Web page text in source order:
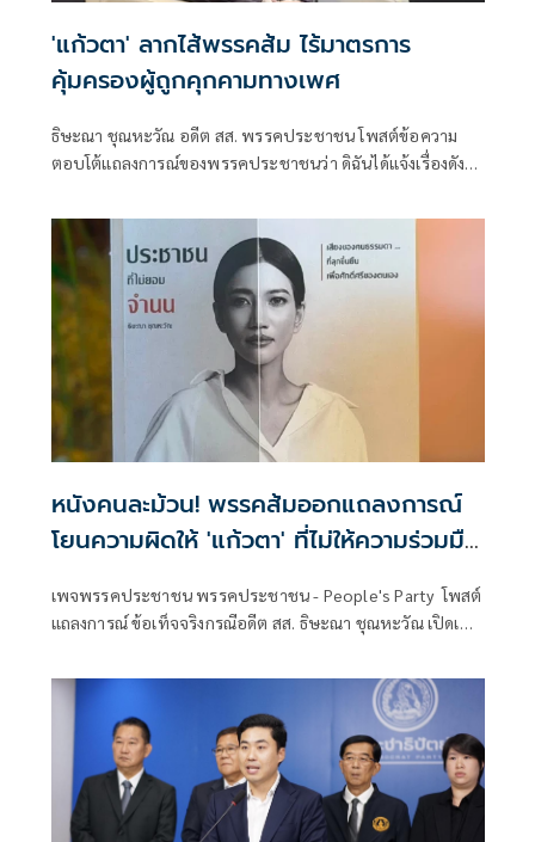
'แก้วตา' ลากไส้พรรคส้ม ไร้มาตรการ
คุ้มครองผู้ถูกคุกคามทางเพศ
ธิษะณา ชุณหะวัณ อดีต สส. พรรคประชาชน โพสต์ข้อความ
ตอบโต้แถลงการณ์ของพรรคประชาชนว่า ดิฉันได้แจ้งเรื่องดัง
หนังคนละม้วน! พรรคส้มออกแถลงการณ์
โยนความผิดให้ 'แก้วตา' ที่ไม่ให้ความร่วมมือ
เพจพรรคประชาชน พรรคประชาชน - People's Party โพสต์
แถลงการณ์ ข้อเท็จจริงกรณีอดีต สส. ธิษะณา ชุณหะวัณ เปิดเผย